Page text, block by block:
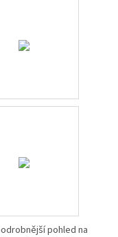
pohled na